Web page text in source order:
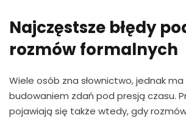
Najczęstsze błędy
rozmów formalnych
Wiele osób zna słownictwo, jednak
budowaniem zdań pod presją czasu.
pojawiają się także wtedy, gdy